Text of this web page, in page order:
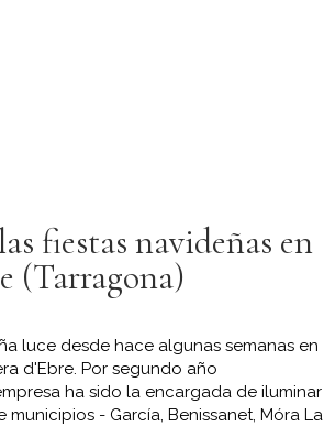
fiestas navideñas en
(Tarragona)
luce desde hace algunas semanas en
d'Ebre. Por segundo año
ha sido la encargada de iluminar
- García, Benissanet, Móra La